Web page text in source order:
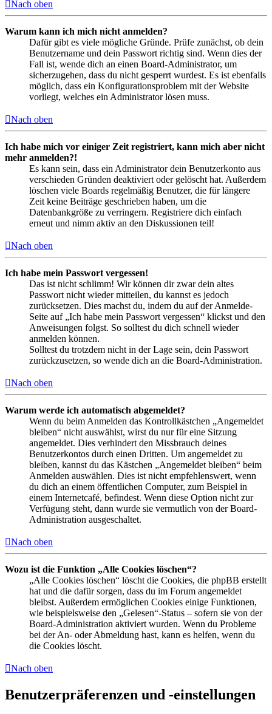
Nach oben
Warum kann ich mich nicht anmelden?
Dafür gibt es viele mögliche Gründe. Prüfe zunächst, ob dein
Benutzername und dein Passwort richtig sind. Wenn dies der
Fall ist, wende dich an einen Board-Administrator, um
sicherzugehen, dass du nicht gesperrt wurdest. Es ist ebenfalls
möglich, dass ein Konfigurationsproblem mit der Website
vorliegt, welches ein Administrator lösen muss.
Nach oben
Ich habe mich vor einiger Zeit registriert, kann mich aber nicht
mehr anmelden?!
Es kann sein, dass ein Administrator dein Benutzerkonto aus
verschieden Gründen deaktiviert oder gelöscht hat. Außerdem
löschen viele Boards regelmäßig Benutzer, die für längere
Zeit keine Beiträge geschrieben haben, um die
Datenbankgröße zu verringern. Registriere dich einfach
erneut und nimm aktiv an den Diskussionen teil!
Nach oben
Ich habe mein Passwort vergessen!
Das ist nicht schlimm! Wir können dir zwar dein altes
Passwort nicht wieder mitteilen, du kannst es jedoch
zurücksetzen. Dies machst du, indem du auf der Anmelde-
Seite auf „Ich habe mein Passwort vergessen“ klickst und den
Anweisungen folgst. So solltest du dich schnell wieder
anmelden können.
Solltest du trotzdem nicht in der Lage sein, dein Passwort
zurückzusetzen, so wende dich an die Board-Administration.
Nach oben
Warum werde ich automatisch abgemeldet?
Wenn du beim Anmelden das Kontrollkästchen „Angemeldet
bleiben“ nicht auswählst, wirst du nur für eine Sitzung
angemeldet. Dies verhindert den Missbrauch deines
Benutzerkontos durch einen Dritten. Um angemeldet zu
bleiben, kannst du das Kästchen „Angemeldet bleiben“ beim
Anmelden auswählen. Dies ist nicht empfehlenswert, wenn
du dich an einem öffentlichen Computer, zum Beispiel in
einem Internetcafé, befindest. Wenn diese Option nicht zur
Verfügung steht, dann wurde sie vermutlich von der Board-
Administration ausgeschaltet.
Nach oben
Wozu ist die Funktion „Alle Cookies löschen“?
„Alle Cookies löschen“ löscht die Cookies, die phpBB erstellt
hat und die dafür sorgen, dass du im Forum angemeldet
bleibst. Außerdem ermöglichen Cookies einige Funktionen,
wie beispielsweise den „Gelesen“-Status – sofern sie von der
Board-Administration aktiviert wurden. Wenn du Probleme
bei der An- oder Abmeldung hast, kann es helfen, wenn du
die Cookies löscht.
Nach oben
Benutzerpräferenzen und -einstellungen